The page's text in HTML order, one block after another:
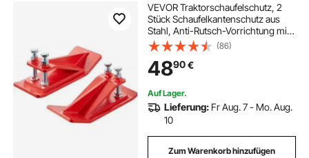
VEVOR Traktorschaufelschutz, 2
Stück Schaufelkantenschutz aus
Stahl, Anti-Rutsch-Vorrichtung mit
doppelten Sechskant-
Kontermuttern & -schrauben, für
Schnee, Laubentfernung &
Kiesstreuung (rot)
(86)
4890€
Auf Lager.
Lieferung: Fr Aug. 7 - Mo. Aug.
10
Zum Warenkorb hinzufügen